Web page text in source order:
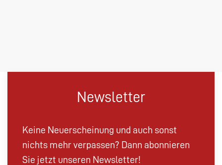
Newsletter
Keine Neuerscheinung und auch sonst
nichts mehr verpassen? Dann abonnieren
Sie jetzt unseren Newsletter!